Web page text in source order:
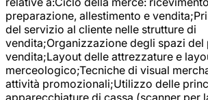
preparazione, allestimento e
del servizio al cliente nelle strutture di
vendita;Organizzazione degli spazi del
vendita;Layout delle attrezzature e
merceologico;Tecniche di visual
attività promozionali;Utilizzo delle
apparecchiature di cassa (scanner per